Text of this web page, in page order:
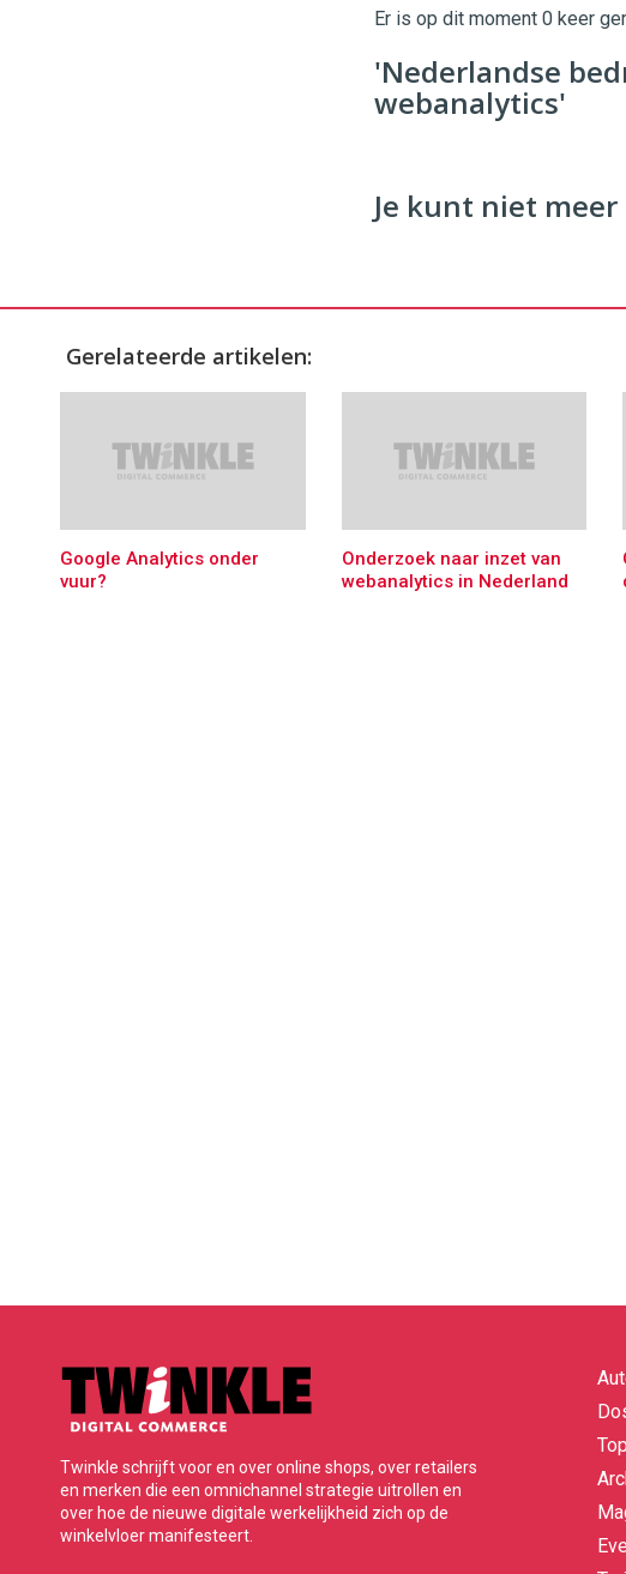
Digital
96 54
Er is op dit moment 0 keer
'Nederlandse
webanalytics'
Je kunt niet
Gerelateerde artikelen:
Google Analytics onder
vuur?
Onderzoek naar inzet van
webanalytics in Nederland
Twinkle schrijft voor en over online shops, over retailers
en merken die een omnichannel strategie uitrollen en
over hoe de nieuwe digitale werkelijkheid zich op de
winkelvloer manifesteert.
links